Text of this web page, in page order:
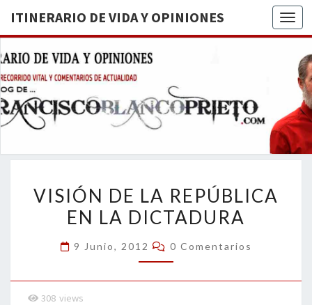
ITINERARIO DE VIDA Y OPINIONES
DE
BREVE
RECORRIDO
VITAL Y
ACTUALIDAD
DE
LA
EN
VISIÓN DE LA REPÚBLICA
EN LA DICTADURA
9 Junio, 2012 Comentarios
0 Comentarios
308 views